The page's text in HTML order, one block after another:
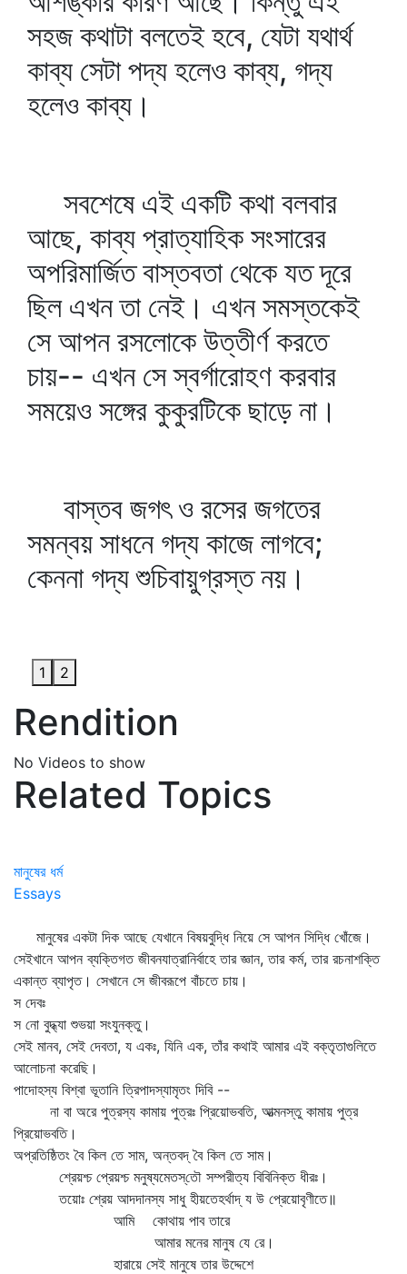
সহজ কথাটা বলতেই হবে, যেটা যথার্থ
কাব্য সেটা পদ্য হলেও কাব্য, গদ্য
হলেও কাব্য।
সবশেষে এই একটি কথা বলবার
আছে, কাব্য প্রাত্যাহিক সংসারের
অপরিমার্জিত বাস্তবতা থেকে যত দূরে
ছিল এখন তা নেই। এখন সমস্তকেই
সে আপন রসলোকে উত্তীর্ণ করতে
চায়-- এখন সে স্বর্গারোহণ করবার
সময়েও সঙ্গের কুকুরটিকে ছাড়ে না।
বাস্তব জগৎ ও রসের জগতের
সমন্বয় সাধনে গদ্য কাজে লাগবে;
কেননা গদ্য শুচিবায়ুগ্রস্ত নয়।
1 2
Rendition
No Videos to show
Related Topics
মানুষের ধর্ম
Essays
মানুষের একটা দিক আছে যেখানে বিষয়বুদ্ধি নিয়ে সে আপন সিদ্ধি খোঁজে।
সেইখানে আপন ব্যক্তিগত জীবনযাত্রানির্বাহে তার জ্ঞান, তার কর্ম, তার রচনাশক্তি
একান্ত ব্যাপৃত। সেখানে সে জীবরূপে বাঁচতে চায়।
স দেবঃ
স নো বুদ্ধ্যা শুভয়া সংযুনক্তু।
সেই মানব, সেই দেবতা, য একঃ, যিনি এক, তাঁর কথাই আমার এই বক্তৃতাগুলিতে
আলোচনা করেছি।
পাদোহস্য বিশ্বা ভূতানি ত্রিপাদস্যামৃতং দিবি --
না বা অরে পুত্রস্য কামায় পুত্রঃ প্রিয়োভবতি, আত্মনস্তু কামায় পুত্র
প্রিয়োভবতি।
অপ্রতিষ্ঠিতং বৈ কিল তে সাম, অন্তবদ্‌ বৈ কিল তে সাম।
শ্রেয়শ্চ প্রেয়শ্চ মনুষ্যমেতস্‌তৌ সম্পরীত্য বিবিনিক্ত ধীরঃ।
তয়োঃ শ্রেয় আদদানস্য সাধু হীয়তেহর্থাদ্‌ য উ প্রেয়োবৃণীতে॥
আমি কোথায় পাব তারে
আমার মনের মানুষ যে রে।
হারায়ে সেই মানুষে তার উদ্দেশে